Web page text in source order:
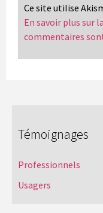
Ce site utilise
En savoir plus sur
commentaires
Témoignages
Professionnels
Usagers